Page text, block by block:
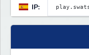
IP: